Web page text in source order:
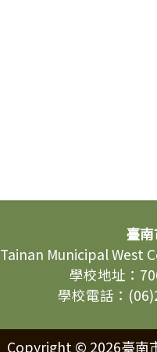
臺
Tainan Municipal West
學校地址：
學校電話：
Copyright © 2026臺南